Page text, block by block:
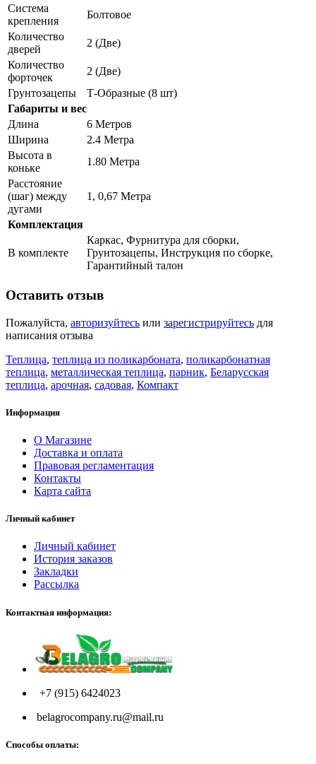
Система
крепления
Болтовое
Количество
дверей
2 (Две)
Количество
форточек
2 (Две)
Грунтозацепы
Т-Образные (8 шт)
Габариты и вес
Длина
6 Метров
Ширина
2.4 Метра
Высота в
коньке
1.80 Метра
Расстояние
(шаг) между
дугами
1, 0,67 Метра
Комплектация
В комплекте
Каркас, Фурнитура для сборки,
Грунтозацепы, Инструкция по сборке,
Гарантийный талон
Оставить отзыв
Пожалуйста, авторизуйтесь или зарегистрируйтесь для
написания отзыва
Теплица, теплица из поликарбоната, поликарбонатная
теплица, металлическая теплица, парник, Беларусская
теплица, арочная, садовая, Компакт
Информация
О Магазине
Доставка и оплата
Правовая регламентация
Контакты
Карта сайта
Личный кабинет
Личный кабинет
История заказов
Закладки
Рассылка
Контактная информация:
+7 (915) 6424023
belagrocompany.ru@mail.ru
Способы оплаты: